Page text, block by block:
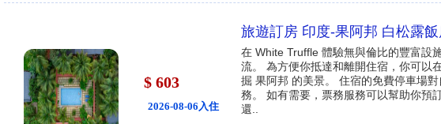
$ 603
2026-08-06入住
旅遊訂房 印度-果阿邦 白松露
在 White Truffle 體驗無與倫比的豐富設
流。 為方便你抵達和離開住宿，你可以
掘 果阿邦 的美景。 住宿的免費停車場
務。 如有需要，票務服務可以幫助你預
還..